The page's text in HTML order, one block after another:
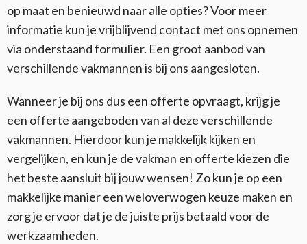
op maat en benieuwd naar alle opties? Voor meer
informatie kun je vrijblijvend contact met ons opnemen
via onderstaand formulier. Een groot aanbod van
verschillende vakmannen is bij ons aangesloten.
Wanneer je bij ons dus een offerte opvraagt, krijg je
een offerte aangeboden van al deze verschillende
vakmannen. Hierdoor kun je makkelijk kijken en
vergelijken, en kun je de vakman en offerte kiezen die
het beste aansluit bij jouw wensen! Zo kun je op een
makkelijke manier een weloverwogen keuze maken en
zorg je ervoor dat je de juiste prijs betaald voor de
werkzaamheden.